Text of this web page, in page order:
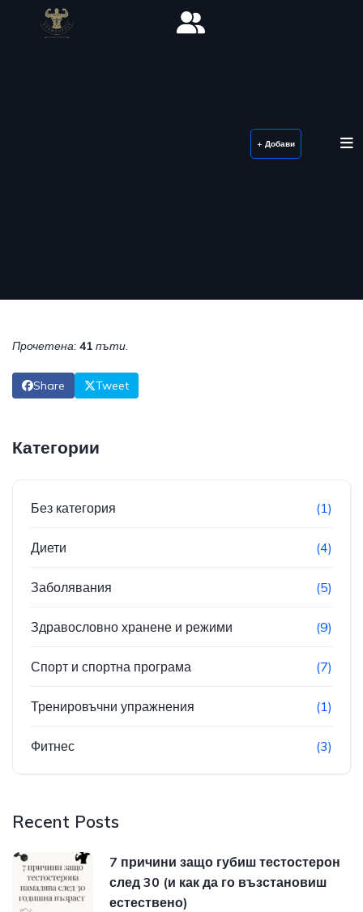
+ Добави
Прочетена: 41 пъти.
Share Tweet
Категории
Без категория (1)
Диети (4)
Заболявания (5)
Здравословно хранене и режими (9)
Спорт и спортна програма (7)
Тренировъчни упражнения (1)
Фитнес (3)
Recent Posts
7 причини защо губиш тестостерон
след 30 (и как да го възстановиш
естествено)